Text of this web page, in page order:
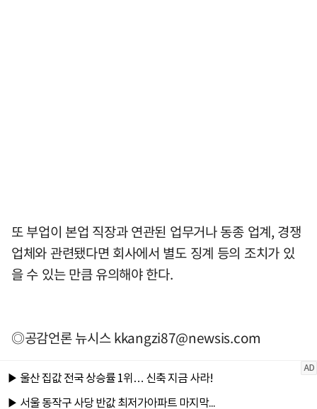
또 부업이 본업 직장과 연관된 업무거나 동종 업계, 경쟁
업체와 관련됐다면 회사에서 별도 징계 등의 조치가 있
을 수 있는 만큼 유의해야 한다.
◎공감언론 뉴시스kkangzi87@newsis.com